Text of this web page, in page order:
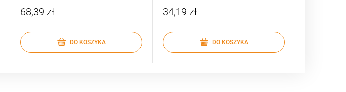
68,39 zł
DO KOSZYKA
34,19 zł
DO KOSZYKA